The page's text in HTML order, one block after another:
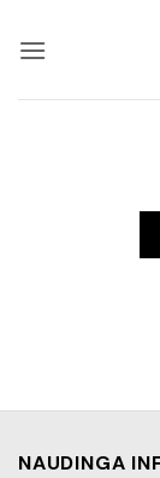
NAUDINGA